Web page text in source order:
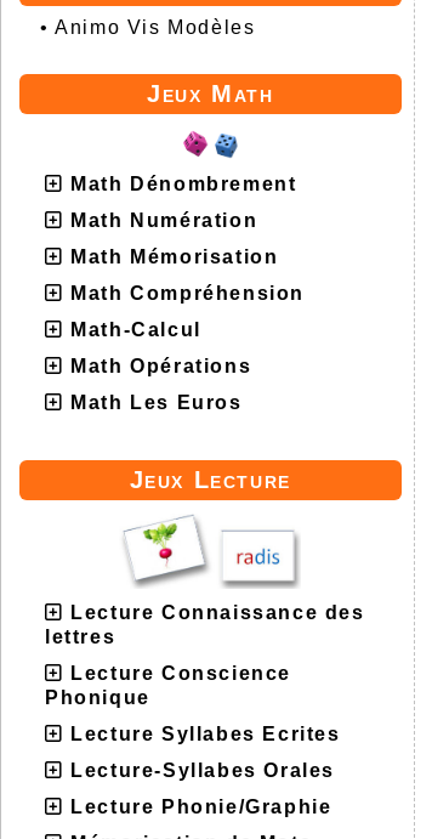
•Animo Vis Modèles
Jeux Math
Math Dénombrement
Math Numération
Math Mémorisation
Math Compréhension
Math-Calcul
Math Opérations
Math Les Euros
Jeux Lecture
Lecture Connaissance des
lettres
Lecture Conscience
Phonique
Lecture Syllabes Ecrites
Lecture-Syllabes Orales
Lecture Phonie/Graphie